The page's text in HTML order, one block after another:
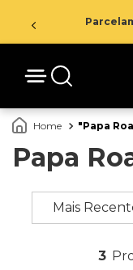
Papa
Papa
Mais
3